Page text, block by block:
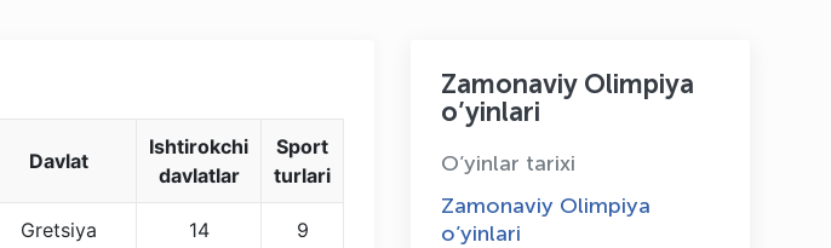
Davlat
Ishtirokchi
davlatlar
Sport
turlari
Gretsiya 14 9
Zamonaviy Olimpiya
o’yinlari
O’yinlar tarixi
Zamonaviy Olimpiya
o’yinlari